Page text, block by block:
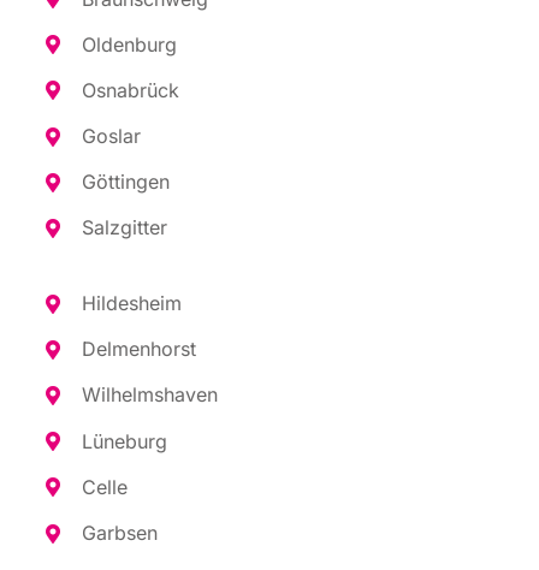
Olden­burg
Osna­brück
Gos­lar
Göt­tin­gen
Salz­git­ter
Hil­des­heim
Del­men­horst
Wil­helms­ha­ven
Lüne­burg
Cel­le
Garb­sen